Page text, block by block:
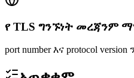
የ TLS ግንኙነት መረጃንም
port number እና protocol